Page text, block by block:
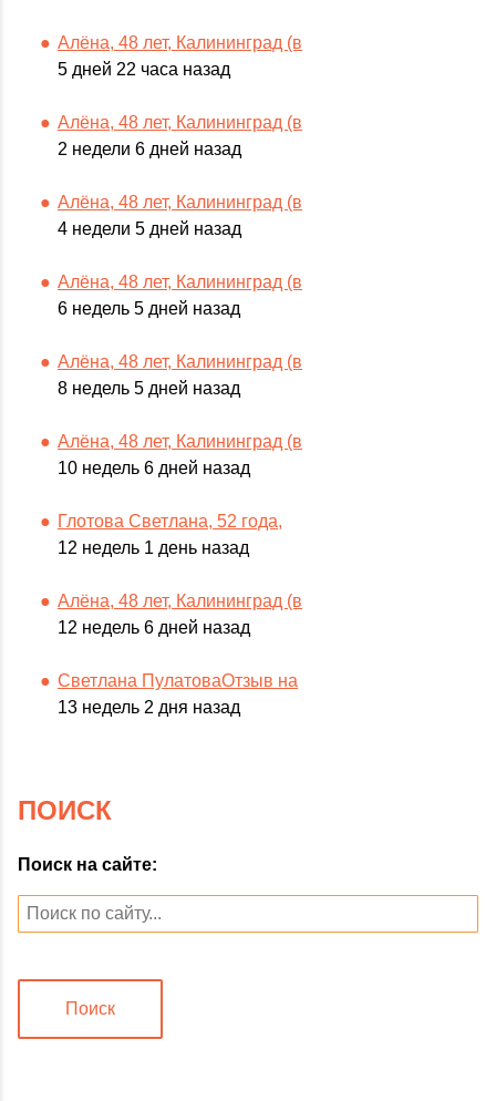
Алёна, 48 лет, Калининград (в
5 дней 22 часа назад
Алёна, 48 лет, Калининград (в
2 недели 6 дней назад
Алёна, 48 лет, Калининград (в
4 недели 5 дней назад
Алёна, 48 лет, Калининград (в
6 недель 5 дней назад
Алёна, 48 лет, Калининград (в
8 недель 5 дней назад
Алёна, 48 лет, Калининград (в
10 недель 6 дней назад
Глотова Светлана, 52 года,
12 недель 1 день назад
Алёна, 48 лет, Калининград (в
12 недель 6 дней назад
Светлана ПулатоваОтзыв на
13 недель 2 дня назад
ПОИСК
Поиск на сайте:
Поиск